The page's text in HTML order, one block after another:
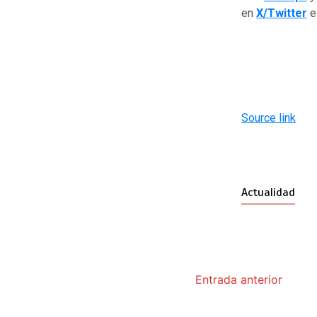
en X/Twitter e
Source link
Actualidad
Entrada anterior